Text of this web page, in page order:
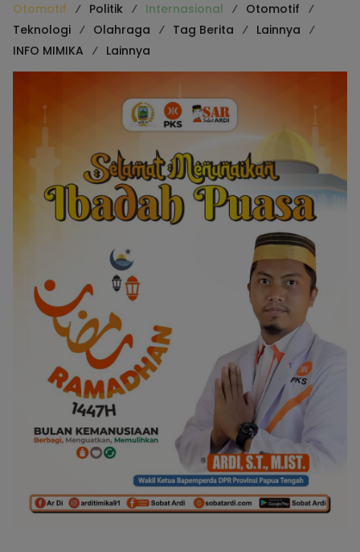
Otomotif
Politik Internasional
Otomotif
Teknologi
Olahraga Tag Berita
Lainnya
INFO MIMIKA
Lainnya